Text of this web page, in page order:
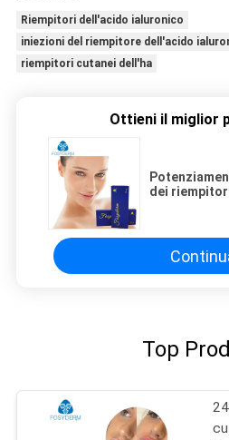
Riempitori dell'acido ialuronico
iniezioni del riempitore dell'acido
riempitori cutanei dell'ha
Ottieni il miglior
dei
Top